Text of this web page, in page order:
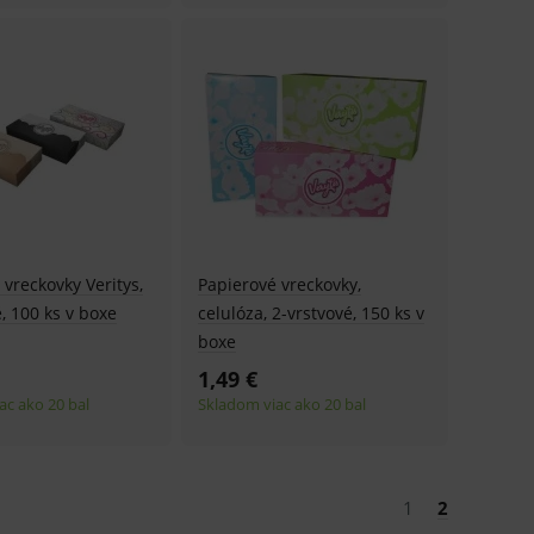
Veritys,
100 ks v boxe
ako 20 bal
Papierové vreckovky,
celulóza, 2-vrstvové, 150 ks v
boxe
1,49 €
Skladom viac ako 20 bal
1 2
zapamatování
aby banner cookie
analytics.
reklamy.
cookies a